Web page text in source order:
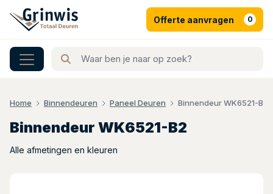
Offerte aanvragen 0
Home Binnendeuren Paneel Deuren Binnendeur WK6521-B2
Binnendeur WK6521-B2
Alle afmetingen en kleuren